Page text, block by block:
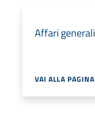
Affari generali
VAI ALLA PAGINA